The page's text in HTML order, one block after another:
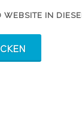
IN